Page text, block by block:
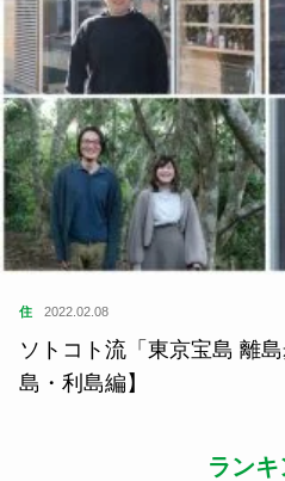
住 2022.02.08
ソトコト流「東京宝島 離
島・利島編】
ラン